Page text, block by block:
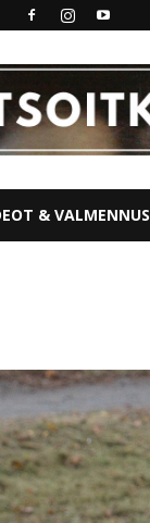
& VALMENNUS